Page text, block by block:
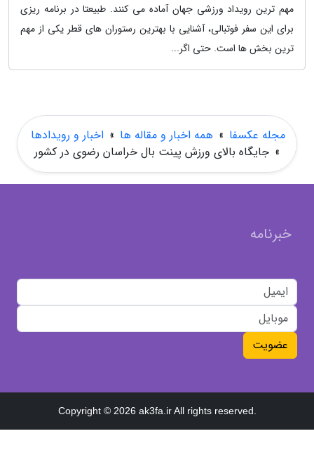
مهم ترین رویداد ورزشی جهان آماده می کنند. طبیعتا در برنامه ریزی
برای این سفر فوتبالی، آشنایی با بهترین رستوران های قطر یکی از مهم
ترین بخش ها است. حتی اگر...
مجله عکسفا » همه اخبار و مقاله ها » اخبار و رویدادها
» جایگاه بالای ورزش پینت بال خراسان رضوی در کشور
خبرنامه
عضویت
Copyright © 2026 ak3fa.ir All rights reserved.